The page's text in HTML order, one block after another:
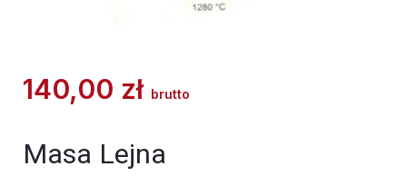
140,00 zł brutto
Masa Lejna